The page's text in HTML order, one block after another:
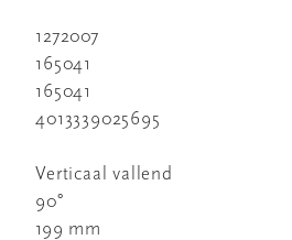
1272007
165041
165041
4013339025695
Verticaal vallend
90°
199 mm